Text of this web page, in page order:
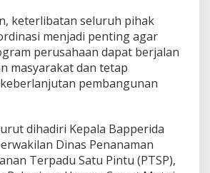
keterlibatan seluruh pihak
menjadi penting agar
perusahaan dapat berjalan
masyarakat dan tetap
pembangunan
dihadiri Kepala Bapperida
Dinas Penanaman
Terpadu Satu Pintu (PTSP),